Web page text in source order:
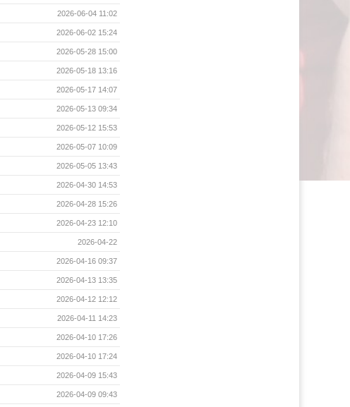
2026-06-04 11:02
2026-06-02 15:24
2026-05-28 15:00
2026-05-18 13:16
2026-05-17 14:07
2026-05-13 09:34
2026-05-12 15:53
2026-05-07 10:09
2026-05-05 13:43
2026-04-30 14:53
2026-04-28 15:26
2026-04-23 12:10
2026-04-22
2026-04-16 09:37
2026-04-13 13:35
2026-04-12 12:12
2026-04-11 14:23
2026-04-10 17:26
2026-04-10 17:24
2026-04-09 15:43
2026-04-09 09:43